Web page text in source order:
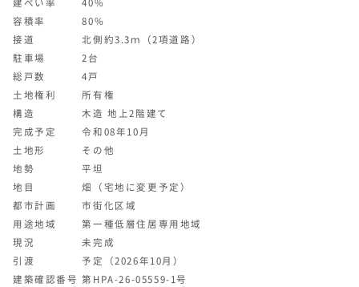
建ぺい率
40%
容積率
80%
接道
北側約3.3ｍ（2項道路）
駐車場
2台
総戸数
4戸
土地権利
所有権
構造
木造 地上2階建て
完成予定
令和08年10月
土地形
その他
地勢
平坦
地目
畑（宅地に変更予定）
都市計画
市街化区域
用途地域
第一種低層住居専用地域
現況
未完成
引渡
予定（2026年10月）
建築確認番号 第HPA-26-05559-1号